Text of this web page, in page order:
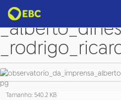
C
Tamanho: 540.2 KB